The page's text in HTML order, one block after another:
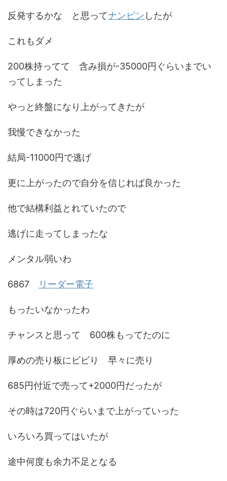
反発するかな と思ってナンピン したが
これもダメ
200株持ってて 含み損が-35000円ぐらいまでい
ってしまった
やっと終盤になり上がってきたが
我慢できなかった
結局-11000円で逃げ
更に上がったので自分を信じれば良かった
他で結構利益とれていたので
逃げに走ってしまったな
メンタル弱いわ
6867 リーダー電子
もったいなかったわ
チャンスと思って 600株もってたのに
厚めの売り板にビビり 早々に売り
685円付近で売って+2000円だったが
その時は720円ぐらいまで上がっていった
いろいろ買ってはいたが
途中何度も余力不足となる